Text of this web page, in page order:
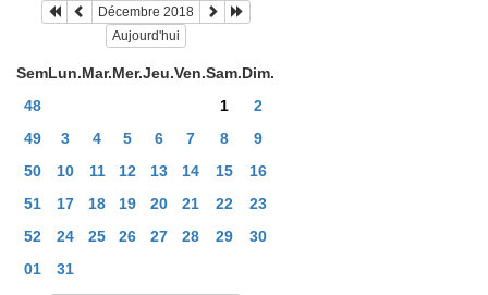
Décembre 2018
Aujourd'hui
SemLun.Mar.Mer.Jeu.Ven.Sam.Dim.
48
1
2
49
3 4 5 6 7 8
9
50
10 11 12 13 14 15
16
51
17 18 19 20 21 22
23
52
24 25 26 27 28 29
30
01
31